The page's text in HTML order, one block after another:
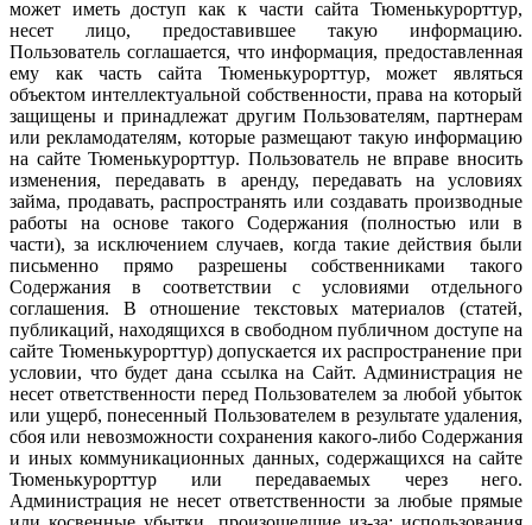
может иметь доступ как к части сайта Тюменькурорттур,
несет лицо, предоставившее такую информацию.
Пользователь соглашается, что информация, предоставленная
ему как часть сайта Тюменькурорттур, может являться
объектом интеллектуальной собственности, права на который
защищены и принадлежат другим Пользователям, партнерам
или рекламодателям, которые размещают такую информацию
на сайте Тюменькурорттур. Пользователь не вправе вносить
изменения, передавать в аренду, передавать на условиях
займа, продавать, распространять или создавать производные
работы на основе такого Содержания (полностью или в
части), за исключением случаев, когда такие действия были
письменно прямо разрешены собственниками такого
Содержания в соответствии с условиями отдельного
соглашения. В отношение текстовых материалов (статей,
публикаций, находящихся в свободном публичном доступе на
сайте Тюменькурорттур) допускается их распространение при
условии, что будет дана ссылка на Сайт. Администрация не
несет ответственности перед Пользователем за любой убыток
или ущерб, понесенный Пользователем в результате удаления,
сбоя или невозможности сохранения какого-либо Содержания
и иных коммуникационных данных, содержащихся на сайте
Тюменькурорттур или передаваемых через него.
Администрация не несет ответственности за любые прямые